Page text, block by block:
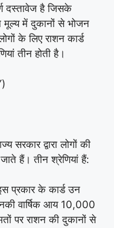
दस्‍तावेज है जिसके
में दुकानों से भोजन
के लिए राशन कार्ड
तीन होती है।
सरकार द्वारा लोगों की
हैं। तीन श्रेणियां हैं:
प्रकार के कार्ड उन
वार्षिक आय 10,000
पर राशन की दुकानों से